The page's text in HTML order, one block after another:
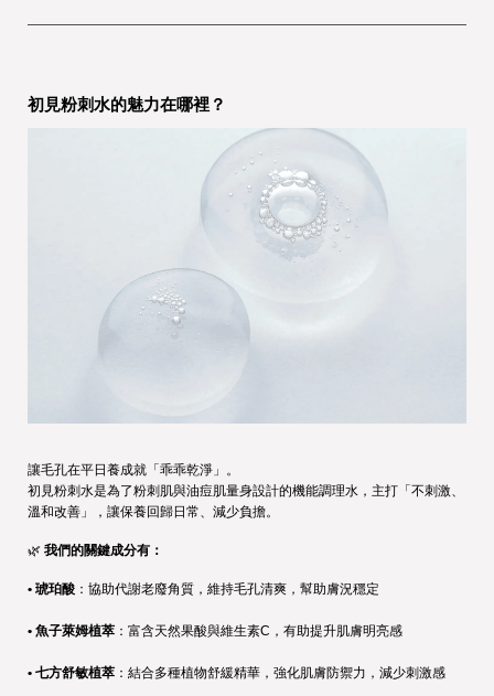
初見粉刺水的魅力在哪裡？
讓毛孔在平日養成就「乖乖乾淨」。
初見粉刺水是為了粉刺肌與油痘肌量身設計的機能調理水，主打「不刺激、
溫和改善」，讓保養回歸日常、減少負擔。
🌿 我們的關鍵成分有：
• 琥珀酸 ：協助代謝老廢角質，維持毛孔清爽，幫助膚況穩定
• 魚子萊姆植萃 ：富含天然果酸與維生素C，有助提升肌膚明亮感
• 七方舒敏植萃 ：結合多種植物舒緩精華，強化肌膚防禦力，減少刺激感